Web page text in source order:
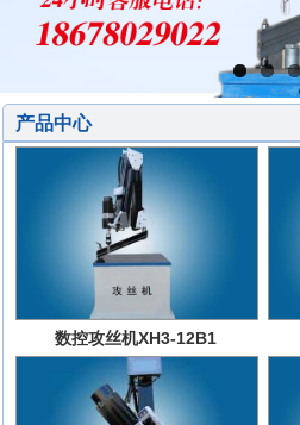
产品中心
数控攻丝机XH3-12B1